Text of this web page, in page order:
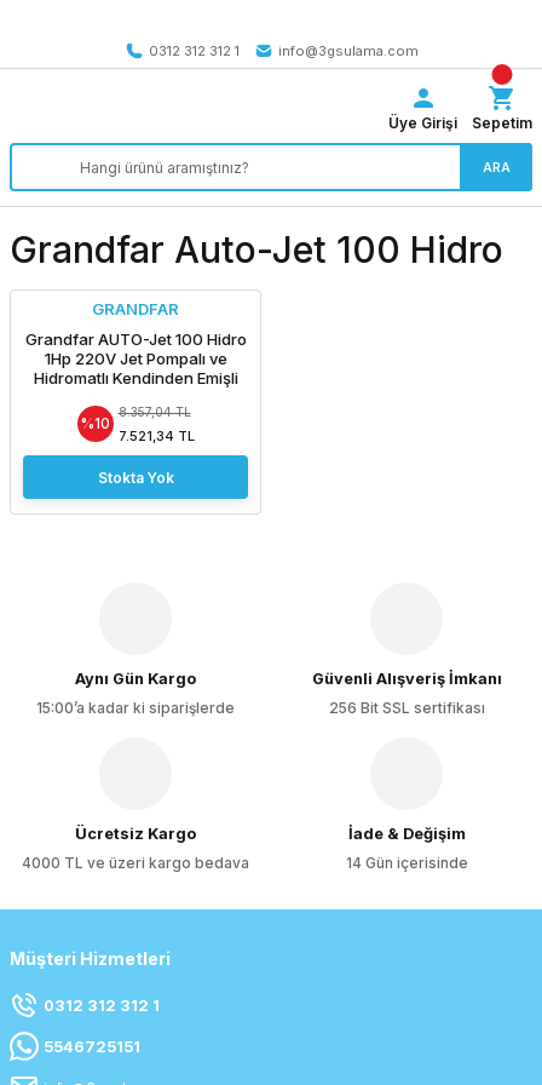
0312 312 312 1
info@3gsulama.com
ARA
Üye Girişi Sepetim
Grandfar Auto-Jet 100 Hidro
GRANDFAR
Grandfar AUTO-Jet 100 Hidro
1Hp 220V Jet Pompalı ve
Hidromatlı Kendinden Emişli
%10
8.357,04 TL
7.521,34 TL
Stokta Yok
Aynı Gün Kargo
15:00’a kadar ki siparişlerde
Güvenli Alışveriş İmkanı
256 Bit SSL sertifikası
Ücretsiz Kargo
4000 TL ve üzeri kargo bedava
İade & Değişim
14 Gün içerisinde
Müşteri Hizmetleri
0312 312 312 1
5546725151